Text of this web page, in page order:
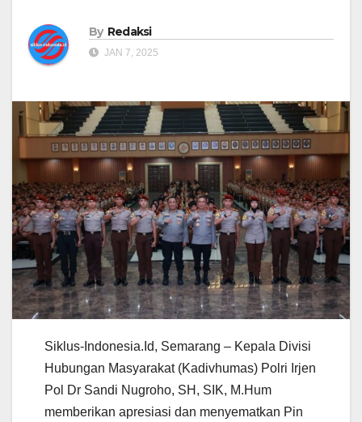
By Redaksi
JAN 7, 2025
Siklus-Indonesia.Id, Semarang – Kepala Divisi
Hubungan Masyarakat (Kadivhumas) Polri Irjen
Pol Dr Sandi Nugroho, SH, SIK, M.Hum
memberikan apresiasi dan menyematkan Pin